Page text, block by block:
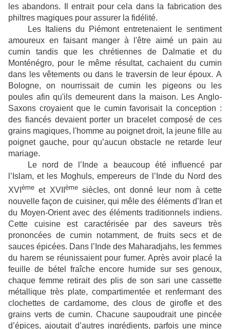
les abandons. Il entrait pour cela dans la fabrication des
philtres magiques pour assurer la fidélité.
Les Italiens du Piémont entretenaient le sentiment
amoureux en faisant manger à l'être aimé un pain au
cumin tandis que les chrétiennes de Dalmatie et du
Monténégro, pour le même résultat, cachaient du cumin
dans les vêtements ou dans le traversin de leur époux. A
Bologne, on nourrissait de cumin les pigeons ou les
poules afin qu'ils demeurent dans la maison. Les Anglo-
Saxons croyaient que le cumin favorisait la conception :
des fiancés devaient porter un bracelet composé de ces
grains magiques, l'homme au poignet droit, la jeune fille au
poignet gauche, pour qu’aucun obstacle ne retarde leur
mariage.
Le nord de l’Inde a beaucoup été influencé par
l’Islam, et les Moghuls, empereurs de l’Inde du Nord des
XVI ème et XVII èmesiècles, ont donné leur nom à cette
nouvelle façon de cuisiner, qui mêle des éléments d’Iran et
du Moyen-Orient avec des éléments traditionnels indiens.
Cette cuisine est caractérisée par des saveurs très
prononcées de cumin notamment, de fruits secs et de
sauces épicées. Dans l’Inde des Maharadjahs, les femmes
du harem se réunissaient pour fumer. Après avoir placé la
feuille de bétel fraîche encore humide sur ses genoux,
chaque femme retirait des plis de son sari une cassette
métallique très plate, compartimentée et renfermant des
clochettes de cardamome, des clous de girofle et des
grains verts de cumin. Chacune saupoudrait une pincée
d’épices, ajoutait d’autres ingrédients, parfois une mince